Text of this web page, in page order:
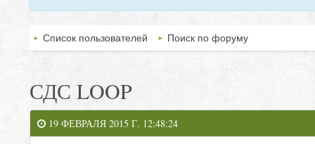
Список пользователей Поиск по форуму
СДС LOOP
19 ФЕВРАЛЯ 2015 Г. 12:48:24